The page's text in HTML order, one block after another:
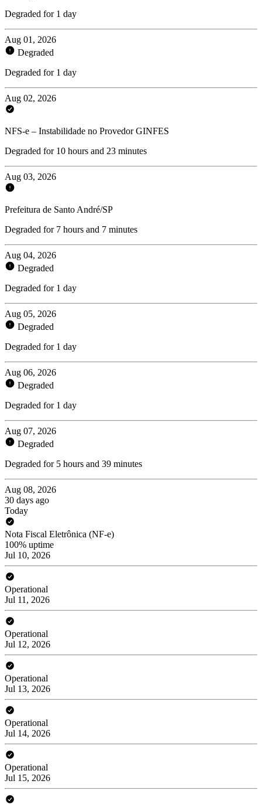
Degraded for 1 day
Aug 01, 2026
Degraded
Degraded for 1 day
Aug 02, 2026
NFS-e – Instabilidade no Provedor GINFES
Degraded for 10 hours and 23 minutes
Aug 03, 2026
Prefeitura de Santo André/SP
Degraded for 7 hours and 7 minutes
Aug 04, 2026
Degraded
Degraded for 1 day
Aug 05, 2026
Degraded
Degraded for 1 day
Aug 06, 2026
Degraded
Degraded for 1 day
Aug 07, 2026
Degraded
Degraded for 5 hours and 39 minutes
Aug 08, 2026
30 days ago
Today
Nota Fiscal Eletrônica (NF-e)
100% uptime
Jul 10, 2026
Operational
Jul 11, 2026
Operational
Jul 12, 2026
Operational
Jul 13, 2026
Operational
Jul 14, 2026
Operational
Jul 15, 2026